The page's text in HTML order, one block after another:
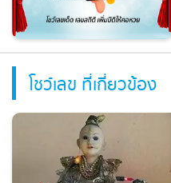
โชว์เลข ที่เกี่ยวข้อง